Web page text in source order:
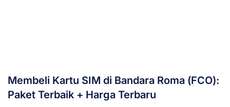
Membeli Kartu SIM di Bandara Roma (FCO):
Paket Terbaik + Harga Terbaru